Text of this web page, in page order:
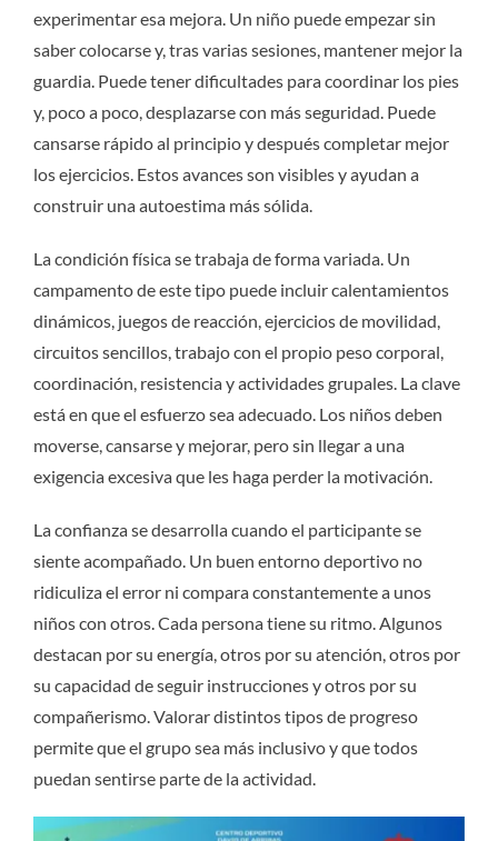
experimentar esa mejora. Un niño puede empezar sin
saber colocarse y, tras varias sesiones, mantener mejor la
guardia. Puede tener dificultades para coordinar los pies
y, poco a poco, desplazarse con más seguridad. Puede
cansarse rápido al principio y después completar mejor
los ejercicios. Estos avances son visibles y ayudan a
construir una autoestima más sólida.
La condición física se trabaja de forma variada. Un
campamento de este tipo puede incluir calentamientos
dinámicos, juegos de reacción, ejercicios de movilidad,
circuitos sencillos, trabajo con el propio peso corporal,
coordinación, resistencia y actividades grupales. La clave
está en que el esfuerzo sea adecuado. Los niños deben
moverse, cansarse y mejorar, pero sin llegar a una
exigencia excesiva que les haga perder la motivación.
La confianza se desarrolla cuando el participante se
siente acompañado. Un buen entorno deportivo no
ridiculiza el error ni compara constantemente a unos
niños con otros. Cada persona tiene su ritmo. Algunos
destacan por su energía, otros por su atención, otros por
su capacidad de seguir instrucciones y otros por su
compañerismo. Valorar distintos tipos de progreso
permite que el grupo sea más inclusivo y que todos
puedan sentirse parte de la actividad.